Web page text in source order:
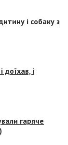
і собаку з
доїхав, і
гаряче